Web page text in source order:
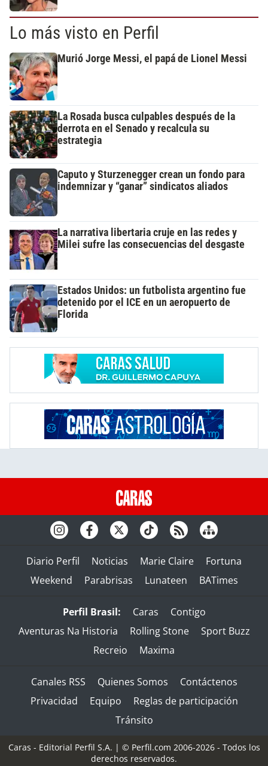
Lo más visto en Perfil
Murió Jorge Messi, el papá de Lionel Messi
La Rosada busca culpables después de la
derrota en el Senado y recalcula su
estrategia
Caputo y Sturzenegger crean un fondo para
indemnizar y “ganar” sindicatos aliados
La narrativa libertaria cruje en las redes y
Milei sufre las consecuencias del desgaste
Estados Unidos: un futbolista argentino fue
detenido por el ICE en un aeropuerto de
Florida
Diario Perfil Noticias Marie Claire
Fortuna
Weekend
Parabrisas Lunateen BATimes
Perfil Brasil: Caras
Contigo
Aventuras Na Historia
Rolling Stone
Sport Buzz
Recreio
Maxima
Canales RSS Quienes Somos
Contáctenos
Privacidad
Equipo
Reglas de participación
Tránsito
Caras - Editorial Perfil S.A. | © Perfil.com 2006-2026 - Todos los
derechos reservados.